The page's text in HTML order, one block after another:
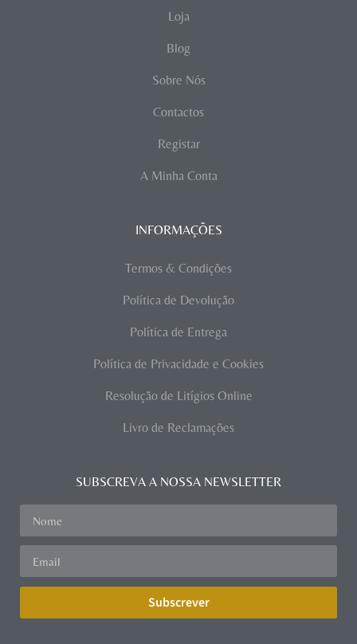
Loja
Blog
Sobre Nós
Contactos
Registar
A Minha Conta
INFORMAÇÕES
Termos & Condições
Política de Devolução
Política de Entrega
Política de Privacidade e Cookies
Resolução de Litígios Online
Livro de Reclamações
SUBSCREVA A NOSSA NEWSLETTER
Subscrever